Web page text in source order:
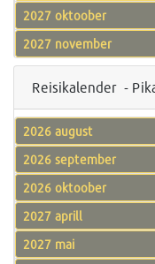
2027 oktoober
2027 november
Reisikalender -
2026 august
2026 september
2026 oktoober
2027 aprill
2027 mai